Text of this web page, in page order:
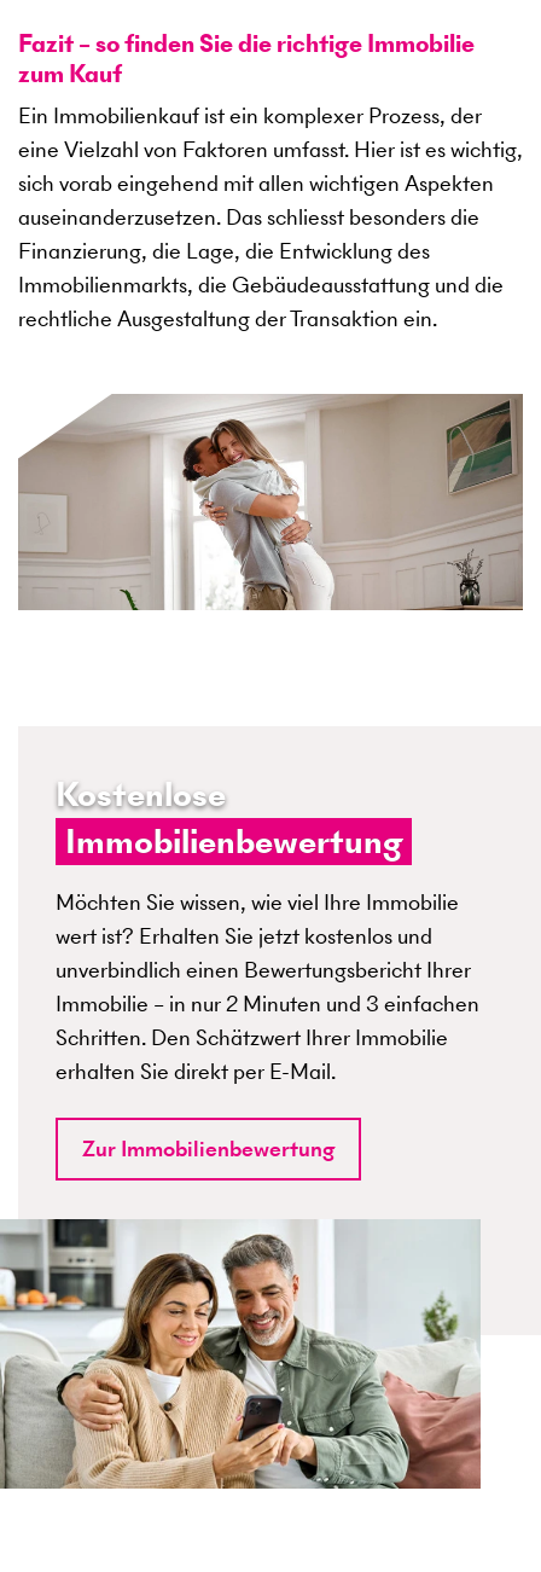
Fazit – so finden Sie die richtige Immobilie
zum Kauf
Ein Immobilienkauf ist ein komplexer Prozess, der
eine Vielzahl von Faktoren umfasst. Hier ist es wichtig,
sich vorab eingehend mit allen wichtigen Aspekten
auseinanderzusetzen. Das schliesst besonders die
Finanzierung, die Lage, die Entwicklung des
Immobilienmarkts, die Gebäudeausstattung und die
rechtliche Ausgestaltung der Transaktion ein.
Kostenlose
Immobilienbewertung
Möchten Sie wissen, wie viel Ihre Immobilie
wert ist? Erhalten Sie jetzt kostenlos und
unverbindlich einen Bewertungsbericht Ihrer
Immobilie – in nur 2 Minuten und 3 einfachen
Schritten. Den Schätzwert Ihrer Immobilie
erhalten Sie direkt per E-Mail.
Zur Immobilienbewertung